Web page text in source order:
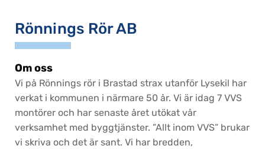
Rönnings Rör AB
Om oss
Vi på Rönnings rör i Brastad strax utanför Lysekil har
verkat i kommunen i närmare 50 år. Vi är idag 7 VVS
montörer och har senaste året utökat vår
verksamhet med byggtjänster. ”Allt inom VVS” brukar
vi skriva och det är sant. Vi har bredden,